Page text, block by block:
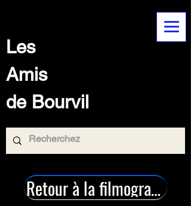
Les
Amis
de Bourvil
Retour à la filmographie